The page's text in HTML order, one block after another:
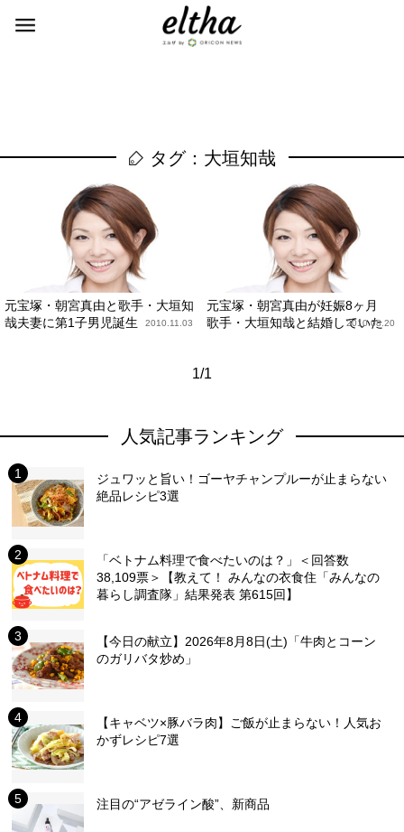
タグ：大垣知哉
元宝塚・朝宮真由と歌手・大垣知
哉夫妻に第1子男児誕生
2010.11.03
元宝塚・朝宮真由が妊娠8ヶ月
歌手・大垣知哉と結婚していた
2010.08.20
1/1
人気記事ランキング
ジュワッと旨い！ゴーヤチャンプルーが止まらない
絶品レシピ3選
「ベトナム料理で食べたいのは？」＜回答数
38,109票＞【教えて！ みんなの衣食住「みんなの
暮らし調査隊」結果発表 第615回】
【今日の献立】2026年8月8日(土)「牛肉とコーン
のガリバタ炒め」
【キャベツ×豚バラ肉】ご飯が止まらない！人気お
かずレシピ7選
注目の“アゼライン酸”、新商品